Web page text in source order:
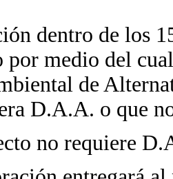
dentro de los
medio del
de
D.A.A. o que
no requiere